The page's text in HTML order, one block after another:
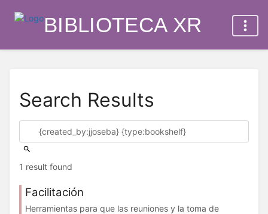
BIBLIOTECA XR
Search Results
1 result found
Facilitación
Herramientas para que las reuniones y la toma de